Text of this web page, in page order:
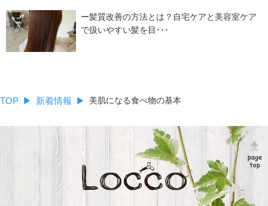
ー髪質改善の方法とは？自宅ケアと美容室ケア
で扱いやすい髪を目･･･
TOP 新着情報 美肌になる食べ物の基本